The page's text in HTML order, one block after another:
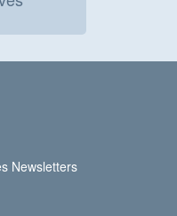
Newsletters